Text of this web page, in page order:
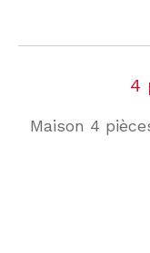
4
Maison 4